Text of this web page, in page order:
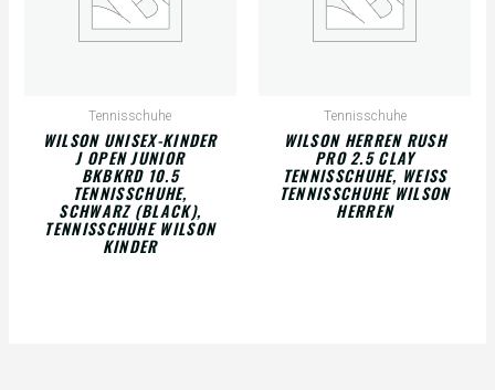
Tennisschuhe
WILSON UNISEX-KINDER
J OPEN JUNIOR
BKBKRD 10.5
TENNISSCHUHE,
SCHWARZ (BLACK),
TENNISSCHUHE WILSON
KINDER
Tennisschuhe
WILSON HERREN RUSH
PRO 2.5 CLAY
TENNISSCHUHE, WEISS T
ENNISSCHUHE WILSON H
ERREN